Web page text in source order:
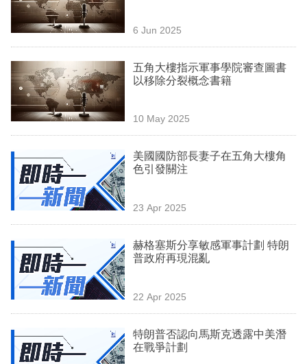
理
商
業
科
技
場
生
時
事
訂
6 Jun 2025
五角大樓指示軍事學院審查圖書
以移除分裂概念書籍
10 May 2025
美國國防部長妻子在五角大樓角
色引發關注
23 Apr 2025
赫格塞斯分享敏感軍事計劃 特朗
普政府再現混亂
22 Apr 2025
特朗普否認向馬斯克透露中美潛
在戰爭計劃